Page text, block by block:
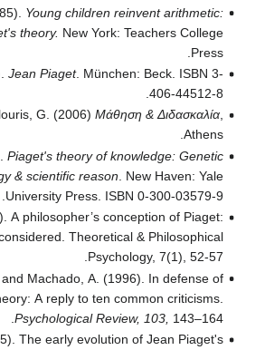
Young children reinvent arithmetic:
theory.
Press.
Jean Piaget. München: Beck. ISBN 3-
406-44512-8.
G. (2006) Μάθηση & Διδασκαλία,
Αthens.
Piaget's theory of knowledge: Genetic
& scientific reason . New Haven: Yale
University Press. ISBN 0-300-03579-9.
A philosopher’s conception of Piaget:
Theoretical & Philosophical
Psychology, 7(1), 52-57.
Machado, A. (1996). In defense of
A reply to ten common criticisms.
Psychological Review, 103, 143–164.
The early evolution of Jean Piaget's